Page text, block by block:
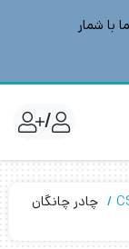
با شمار
/
چادر چانگان